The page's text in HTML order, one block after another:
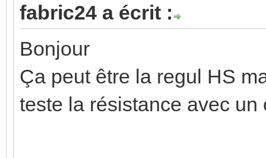
fabric24 a écrit :
Bonjour
Ça peut être la regul HS
teste la résistance avec un